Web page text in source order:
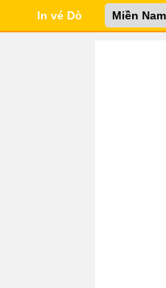
In vé Dò